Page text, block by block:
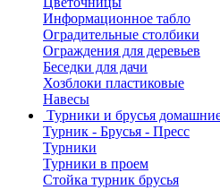
Информационное табло
Оградительные столбики
Ограждения для деревьев
Беседки для дачи
Хозблоки пластиковые
Навесы
Турники и брусья
Турник - Брусья - Пресс
Турники
Турники в проем
Стойка турник брусья